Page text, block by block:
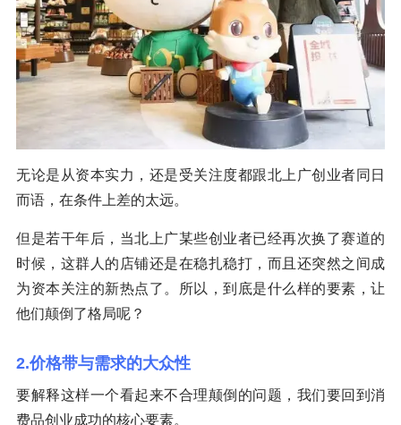
无论是从资本实力，还是受关注度都跟北上广创业者同日
而语，在条件上差的太远。
但是若干年后，当北上广某些创业者已经再次换了赛道的
时候，这群人的店铺还是在稳扎稳打，而且还突然之间成
为资本关注的新热点了。所以，到底是什么样的要素，让
他们颠倒了格局呢？
2.价格带与需求的大众性
要解释这样一个看起来不合理颠倒的问题，我们要回到消
费品创业成功的核心要素。